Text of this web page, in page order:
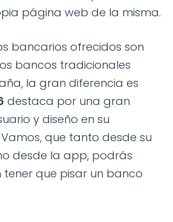
página web de la misma.
bancarios ofrecidos son
bancos tradicionales
la gran diferencia es
destaca por una gran
y diseño en su
que tanto desde su
desde la app, podrás
que pisar un banco